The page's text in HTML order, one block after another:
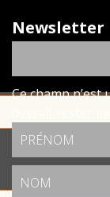
Newsletter
Ce champ n’est